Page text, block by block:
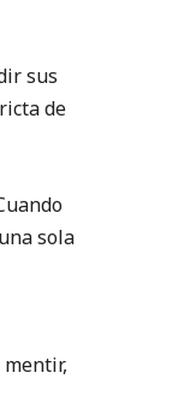
sus
de
sola